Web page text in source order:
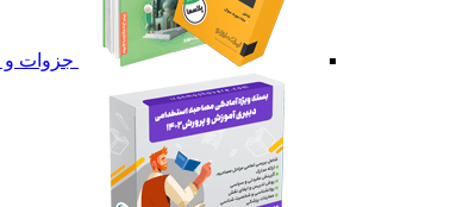
جزوات و